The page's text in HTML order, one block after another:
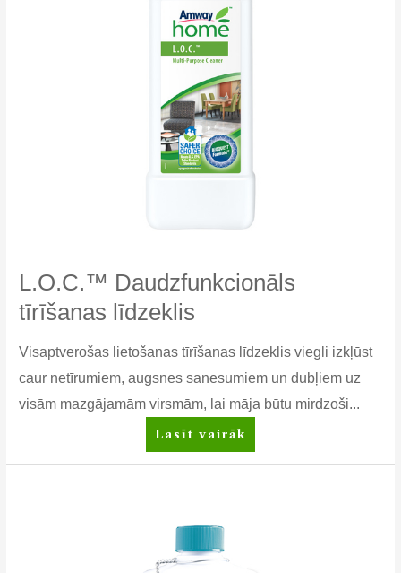
L.O.C.™ Daudzfunkcionāls
tīrīšanas līdzeklis
Visaptverošas lietošanas tīrīšanas līdzeklis viegli izkļūst
caur netīrumiem, augsnes sanesumiem un dubļiem uz
visām mazgājamām virsmām, lai māja būtu mirdzoši...
L.O.C.™
Daudzfunkcionāls
Lasīt vairāk